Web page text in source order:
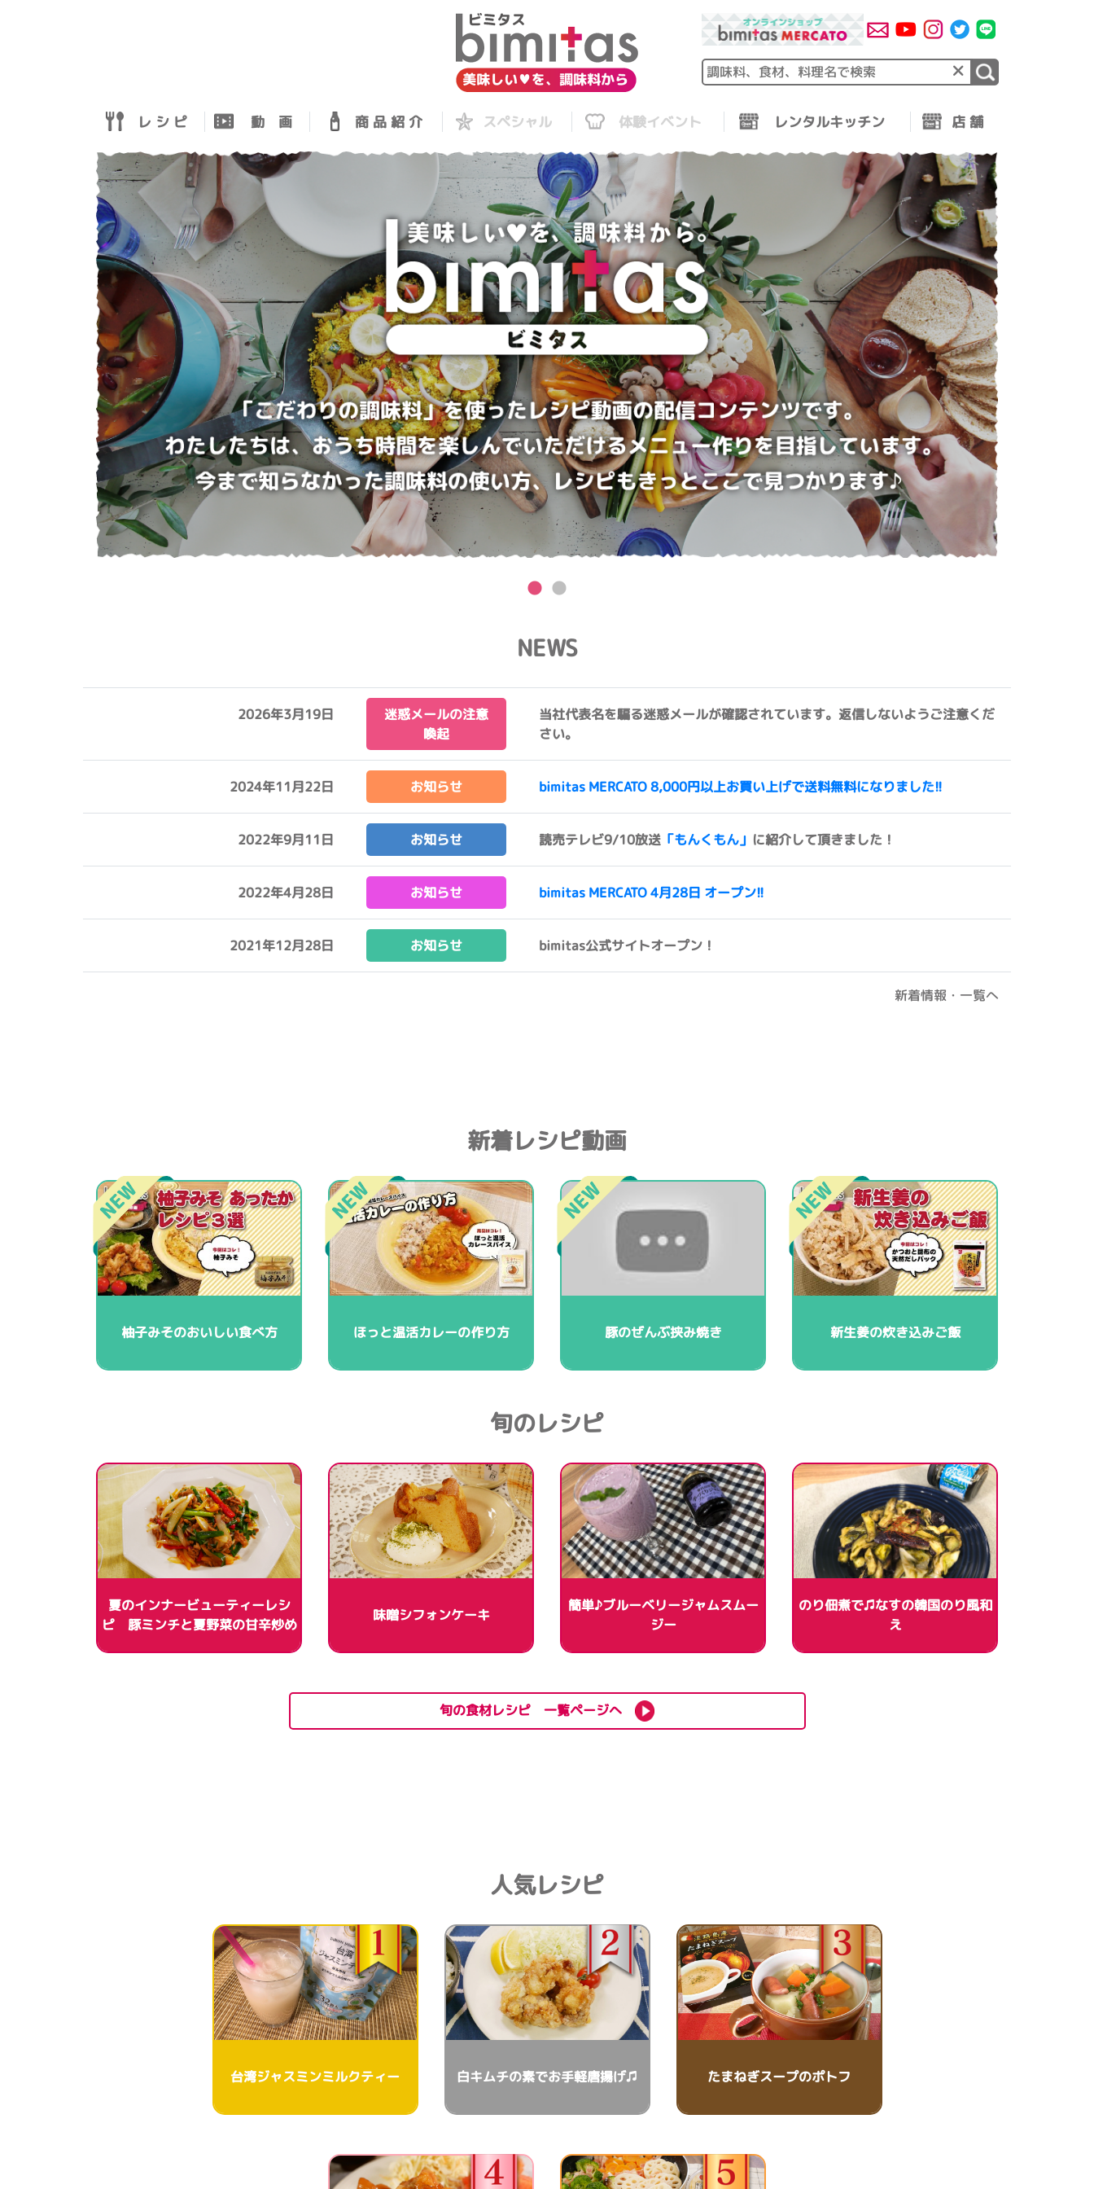
×
レ シ ピ 動 画 商 品 紹 介 スペシャル 体験イベント レンタルキッチン 店 舗
NEWS
2026年3月19日
迷惑メールの注意
喚起
当社代表名を騙る迷惑メールが確認されています。返信しないようご注意くだ
さい。
2024年11月22日 お知らせ bimitas MERCATO 8,000円以上お買い上げで送料無料になりました!!
2022年9月11日 お知らせ 読売テレビ9/10放送 「もんくもん」 に紹介して頂きました！
2022年4月28日 お知らせ bimitas MERCATO 4月28日 オープン!!
2021年12月28日 お知らせ bimitas公式サイトオープン！
新着情報・一覧へ
新着レシピ動画
柚子みそのおいしい食べ方 ほっと温活カレーの作り方 豚のぜんぶ挟み焼き 新生姜の炊き込みご飯
旬のレシピ
夏のインナービューティーレシ
ピ 豚ミンチと夏野菜の甘辛炒め
味噌シフォンケーキ
簡単♪ブルーベリージャムスムー
ジー
のり佃煮で♫なすの韓国のり風和
え
旬の食材レシピ 一覧ページへ
人気レシピ
台湾ジャスミンミルクティー 白キムチの素でお手軽唐揚げ♫ たまねぎスープのポトフ